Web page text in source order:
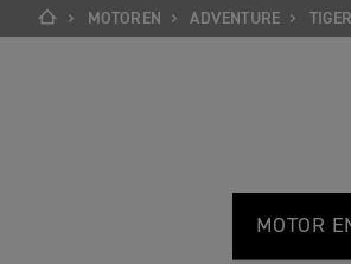
MOTOREN ADVENTURE
MOTOR